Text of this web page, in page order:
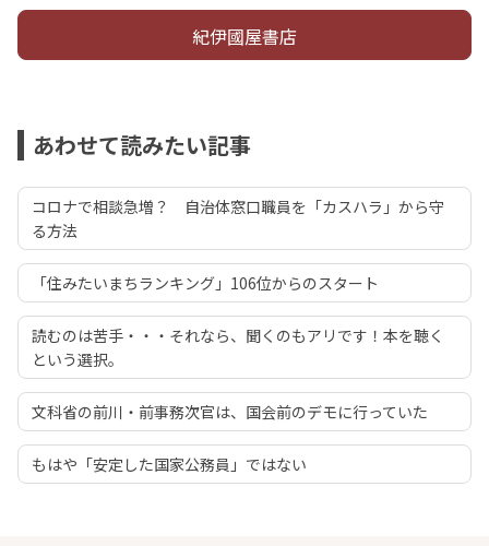
紀伊國屋書店
あわせて読みたい記事
コロナで相談急増？ 自治体窓口職員を「カスハラ」から守
る方法
「住みたいまちランキング」106位からのスタート
読むのは苦手・・・それなら、聞くのもアリです！本を聴く
という選択。
文科省の前川・前事務次官は、国会前のデモに行っていた
もはや「安定した国家公務員」ではない